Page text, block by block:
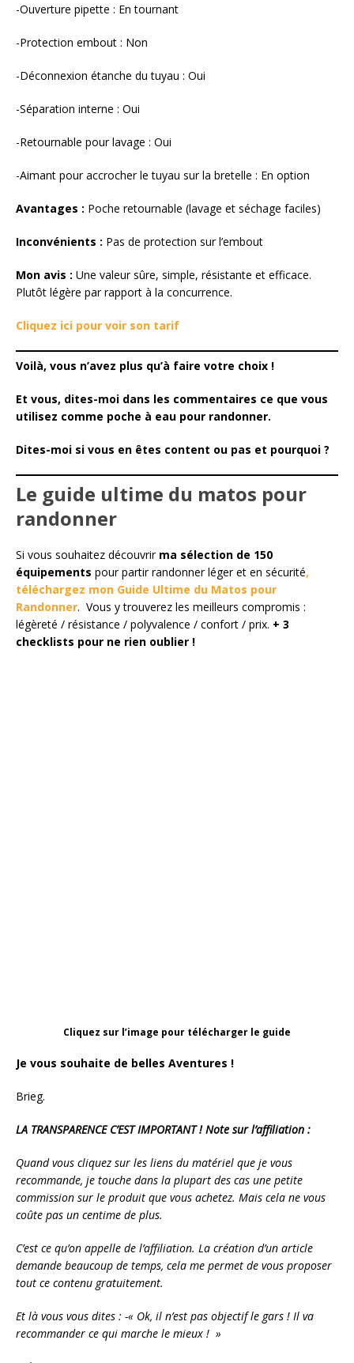
-Ouverture pipette : En tournant
-Protection embout : Non
-Déconnexion étanche du tuyau : Oui
-Séparation interne : Oui
-Retournable pour lavage : Oui
-Aimant pour accrocher le tuyau sur la bretelle : En option
Avantages : Poche retournable (lavage et séchage faciles)
Inconvénients : Pas de protection sur l’embout
Mon avis : Une valeur sûre, simple, résistante et efficace.
Plutôt légère par rapport à la concurrence.
Cliquez ici pour voir son tarif
Voilà, vous n’avez plus qu’à faire votre choix !
Et vous, dites-moi dans les commentaires ce que vous
utilisez comme poche à eau pour randonner.
Dites-moi si vous en êtes content ou pas et pourquoi ?
Le guide ultime du matos pour
randonner
Si vous souhaitez découvrir ma sélection de 150
équipements pour partir randonner léger et en sécurité,
téléchargez mon Guide Ultime du Matos pour
Randonner. Vous y trouverez les meilleurs compromis :
légèreté / résistance / polyvalence / confort / prix. + 3
checklists pour ne rien oublier !
Cliquez sur l’image pour télécharger le guide
Je vous souhaite de belles Aventures !
Brieg.
LA TRANSPARENCE C’EST IMPORTANT ! Note sur l’affiliation :
Quand vous cliquez sur les liens du matériel que je vous
recommande, je touche dans la plupart des cas une petite
commission sur le produit que vous achetez. Mais cela ne vous
coûte pas un centime de plus.
C’est ce qu’on appelle de l’affiliation. La création d’un article
demande beaucoup de temps, cela me permet de vous proposer
tout ce contenu gratuitement.
Et là vous vous dites : -« Ok, il n’est pas objectif le gars ! Il va
recommander ce qui marche le mieux ! »